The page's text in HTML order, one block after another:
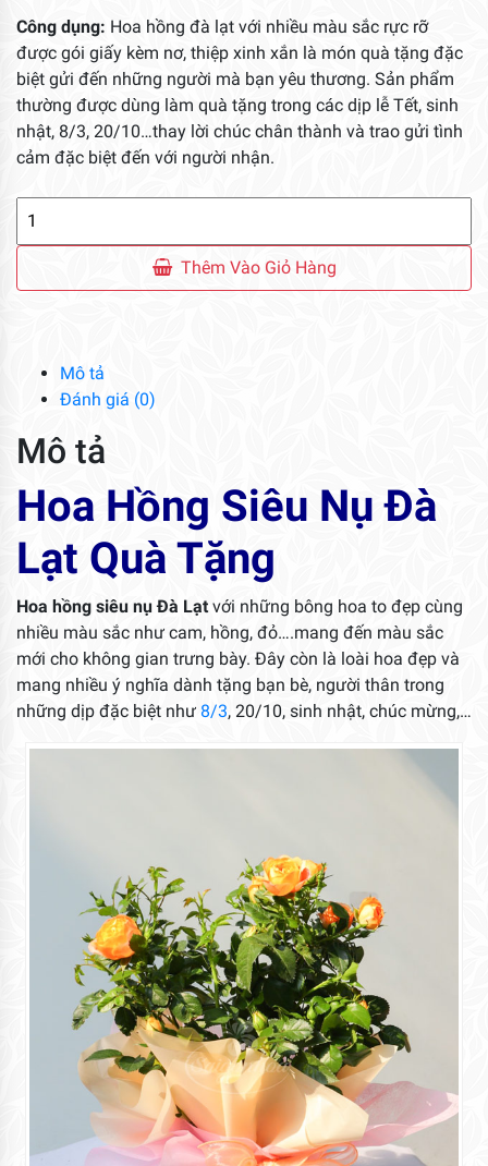
Công dụng: Hoa hồng đà lạt với nhiều màu sắc rực rỡ
được gói giấy kèm nơ, thiệp xinh xắn là món quà tặng đặc
biệt gửi đến những người mà bạn yêu thương. Sản phẩm
thường được dùng làm quà tặng trong các dịp lễ Tết, sinh
nhật, 8/3, 20/10…thay lời chúc chân thành và trao gửi tình
cảm đặc biệt đến với người nhận.
Nụ
lượng
Thêm Vào Giỏ Hàng
Mô tả
Đánh giá (0)
Mô tả
Hoa Hồng Siêu Nụ Đà
Lạt Quà Tặng
Hoa hồng siêu nụ Đà Lạtvới những bông hoa to đẹp cùng
nhiều màu sắc như cam, hồng, đỏ….mang đến màu sắc
mới cho không gian trưng bày. Đây còn là loài hoa đẹp và
mang nhiều ý nghĩa dành tặng bạn bè, người thân trong
những dịp đặc biệt như 8/3, 20/10, sinh nhật, chúc mừng,…